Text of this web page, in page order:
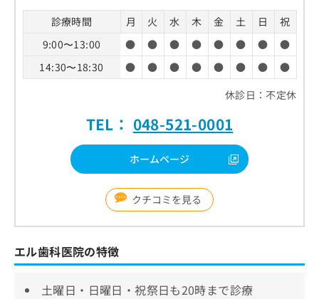
診療時間 月 火 水 木 金 土 日
祝
9:00〜13:00
● ● ● ● ● ● ●
●
14:30〜18:30
● ● ● ● ● ● ●
●
休診日：不定休
TEL： 048-521-0001
ホームページ
クチコミを見る
エル歯科医院の特徴
土曜日・日曜日・祝祭日も20時まで診療